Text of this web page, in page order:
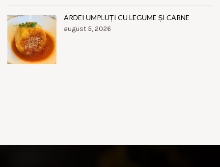
ARDEI UMPLUȚI CU LEGUME ȘI CARNE
august 5, 2026